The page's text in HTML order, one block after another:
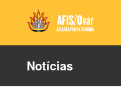
Notícias